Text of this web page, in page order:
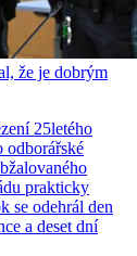
že je dobrým
25letého
prakticky
se odehrál den
a deset dní